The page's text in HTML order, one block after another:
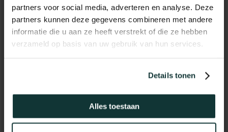
partners voor social media, adverteren en analyse. Deze
partners kunnen deze gegevens combineren met andere
informatie die u aan ze heeft verstrekt of die ze hebben
verzameld op basis van uw gebruik van hun services.
Details tonen
Alles toestaan
Vochtwerend MDF plint
voorgelakt RAL9016
(90x12mm)